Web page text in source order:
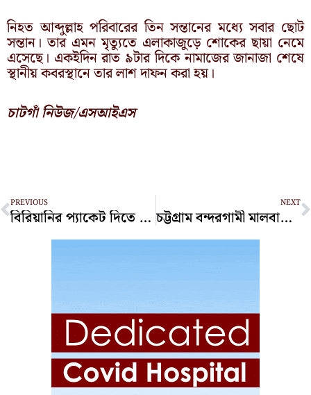
নিহত আব্দুল্লাহ পরিবারের তিন সন্তানের মধ্যে সবার ছোট
সন্তান। তার এমন মৃত্যুতে এলাকাজুড়ে শোকের ছায়া নেমে
এসেছে। একইদিন রাত ৯টার দিকে নামাজের জানাজা শেষে
স্থানীয় কবরস্থানে তার লাশ দাফন করা হয়।
চাটগাঁ নিউজ/এসআইএস
Prev
PREVIOUS
বিরিয়ানির প্যাকেট দিতে দেরি হওয়ায় ইউপি মেম্বারের ছুরিকাঘাতে যুবক খুন
NEXT
চট্টগ্রাম বন্দরগামী মালবাহী ট্রেন লাইনচ্যূত